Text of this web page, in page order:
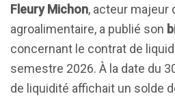
Fleury Michon, acteur majeur
agroalimentaire, a publié son
concernant le contrat de
semestre 2026. À la date du
de liquidité affichait un solde